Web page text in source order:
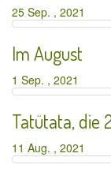
25 Sep. , 2021
Im August
1 Sep. , 2021
Tatütata, die
11 Aug. , 2021